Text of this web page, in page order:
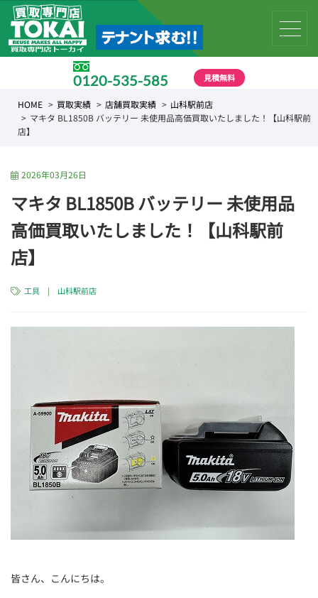
0120-535-585 見積無料
HOME 買取実績 店舗買取実績
山科駅前店
マキタ BL1850B バッテリー 未使用品高価買取いたしました！【山科駅前
店】
2026年03月26日
マキタ BL1850B バッテリー 未使用品
高価買取いたしました！【山科駅前
店】
工具 | 山科駅前店
皆さん、こんにちは。